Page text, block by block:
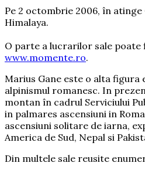
Pe 2 octombrie 2006, în atinge
Himalaya.
O parte a lucrarilor sale poate
www.momente.ro.
Marius Gane este o alta
alpinismul romanesc. In
montan în cadrul Serviciului
in palmares ascensiuni in
ascensiuni solitare de iarna,
America de Sud, Nepal si
Din multele sale reusite